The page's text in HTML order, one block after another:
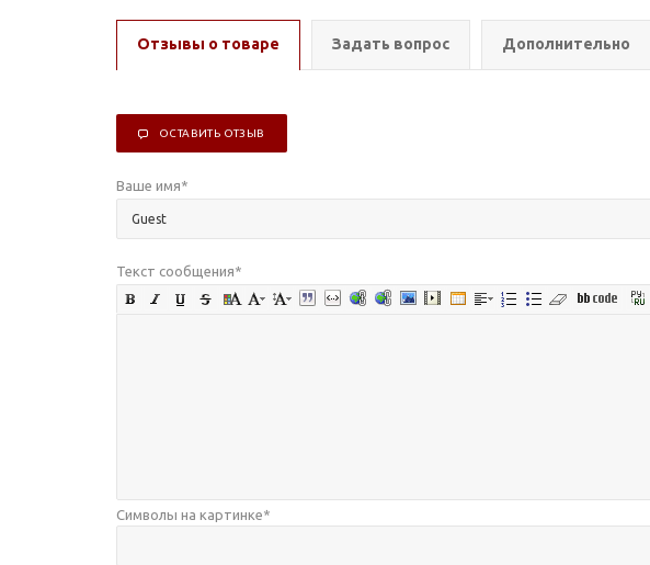
Отзывы о товаре Задать вопрос Дополнительно
ОСТАВИТЬ ОТЗЫВ
Ваше имя*
Текст сообщения*
Символы на картинке*